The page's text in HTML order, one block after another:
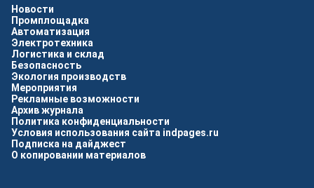
Новости
Промплощадка
Автоматизация
Электротехника
Логистика и склад
Безопасность
Экология производств
Мероприятия
Рекламные возможности
Архив журнала
Политика конфиденциальности
Условия использования сайта indpages.ru
Подписка на дайджест
О копировании материалов